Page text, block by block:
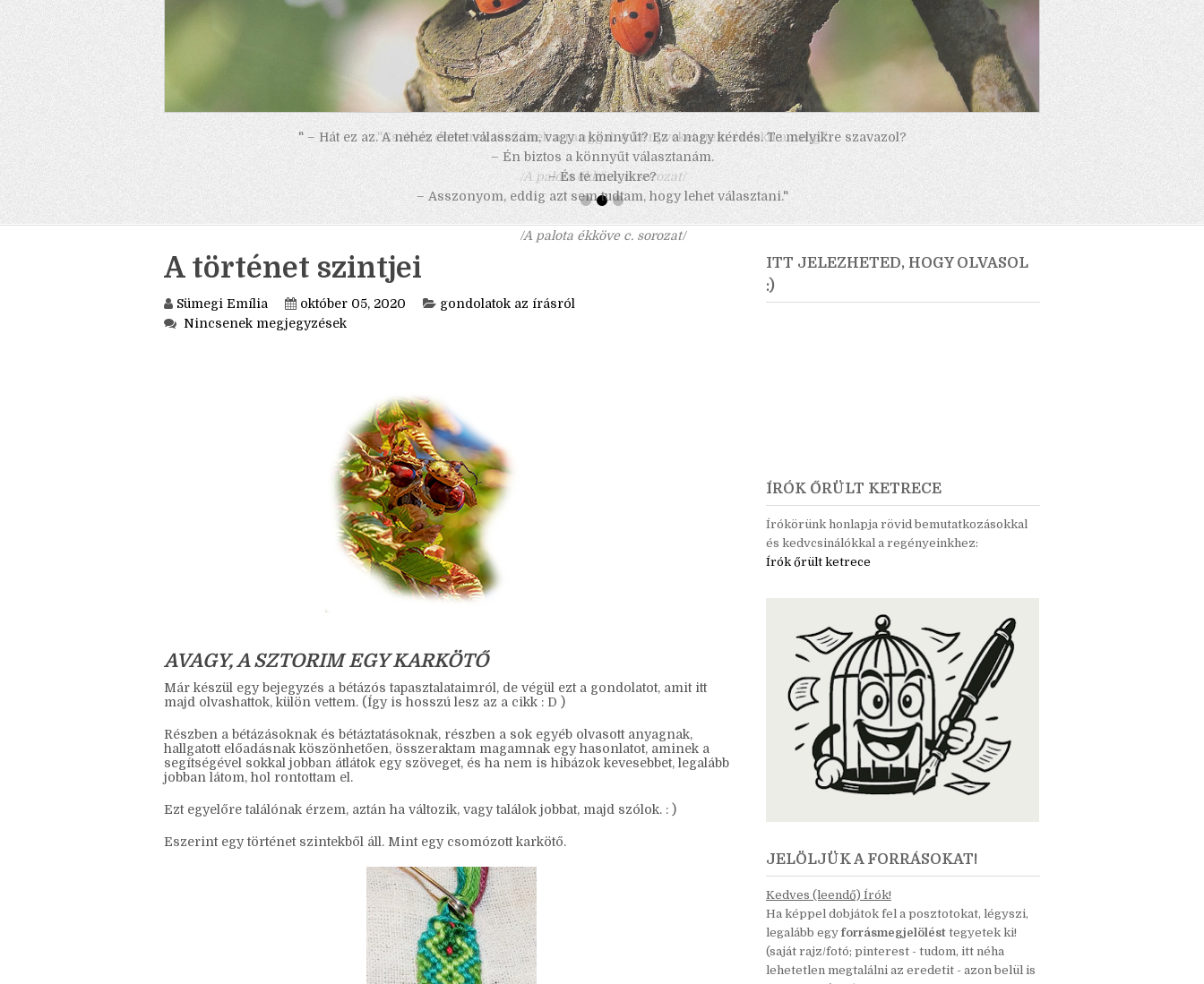
" – Hát ez az. A nehéz életet válasszam, vagy a könnyűt? Ez a nagy kérdés. Te melyikre szavazol?
– Én biztos a könnyűt választanám.
– És te melyikre?
– Asszonyom, eddig azt sem tudtam, hogy lehet választani."
/A palota ékköve c. sorozat/
A történet szintjei
Már készül egy bejegyzés a bétázós tapasztalataimról, de végül ezt a gondolatot, amit itt
majd olvashattok, külön vettem. (Így is hosszú lesz az a cikk : D )
hallgatott előadásnak köszönhetően, összeraktam magamnak egy hasonlatot, aminek a
jobban látom, hol rontottam el.
Ezt egyelőre találónak érzem, aztán ha változik, vagy találok jobbat, majd szólok. : )
Eszerint egy történet szintekből áll. Mint egy csomózott karkötő.
ÍRÓK ŐRÜLT KETRECE
JELÖLJÜK A FORRÁSOKAT!
Kedves (leendő) Írók!
Ha képpel dobjátok fel a posztotokat, légyszi,